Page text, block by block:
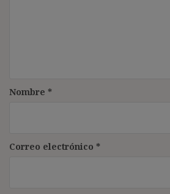
Nombre *
Correo electrónico *